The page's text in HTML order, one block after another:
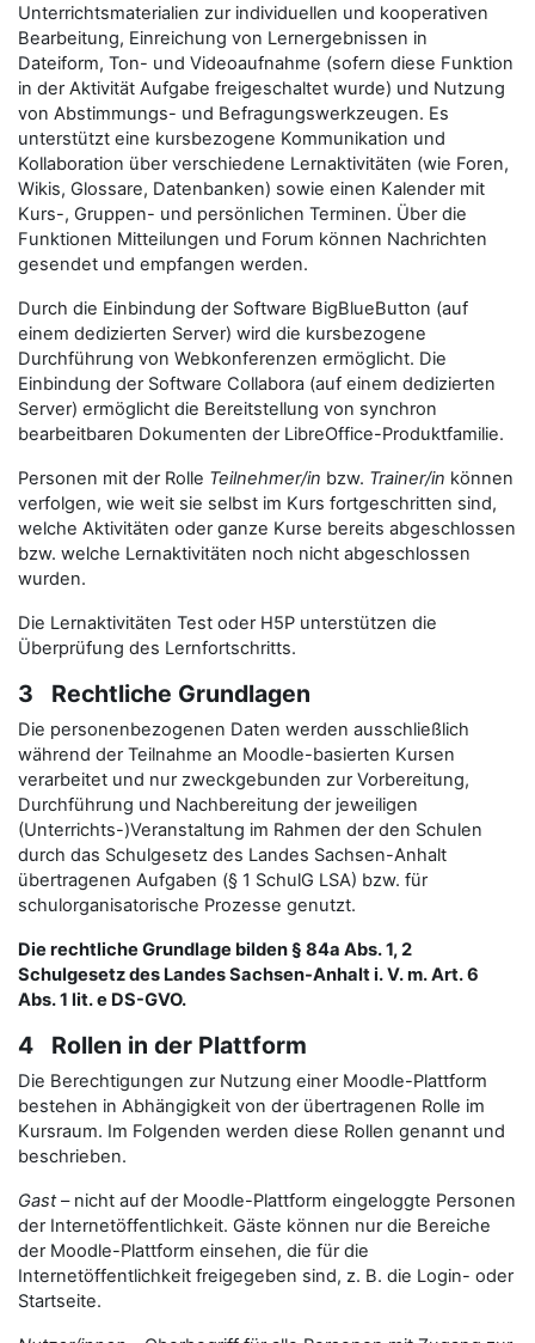
Unterrichtsmaterialien zur individuellen und kooperativen
Bearbeitung, Einreichung von Lernergebnissen in
Dateiform, Ton- und Videoaufnahme (sofern diese Funktion
in der Aktivität Aufgabe freigeschaltet wurde) und Nutzung
von Abstimmungs- und Befragungswerkzeugen. Es
unterstützt eine kursbezogene Kommunikation und
Kollaboration über verschiedene Lernaktivitäten (wie Foren,
Wikis, Glossare, Datenbanken) sowie einen Kalender mit
Kurs-, Gruppen- und persönlichen Terminen. Über die
Funktionen Mitteilungen und Forum können Nachrichten
gesendet und empfangen werden.
Durch die Einbindung der Software BigBlueButton (auf
einem dedizierten Server) wird die kursbezogene
Durchführung von Webkonferenzen ermöglicht. Die
Einbindung der Software Collabora (auf einem dedizierten
Server) ermöglicht die Bereitstellung von synchron
bearbeitbaren Dokumenten der LibreOffice-Produktfamilie.
Personen mit der Rolle Teilnehmer/in bzw. Trainer/in können
verfolgen, wie weit sie selbst im Kurs fortgeschritten sind,
welche Aktivitäten oder ganze Kurse bereits abgeschlossen
bzw. welche Lernaktivitäten noch nicht abgeschlossen
wurden.
Die Lernaktivitäten Test oder H5P unterstützen die
Überprüfung des Lernfortschritts.
3 Rechtliche Grundlagen
Die personenbezogenen Daten werden ausschließlich
während der Teilnahme an Moodle-basierten Kursen
verarbeitet und nur zweckgebunden zur Vorbereitung,
Durchführung und Nachbereitung der jeweiligen
(Unterrichts-)Veranstaltung im Rahmen der den Schulen
durch das Schulgesetz des Landes Sachsen-Anhalt
übertragenen Aufgaben (§ 1 SchulG LSA) bzw. für
schulorganisatorische Prozesse genutzt.
Die rechtliche Grundlage bilden § 84a Abs. 1, 2
Schulgesetz des Landes Sachsen-Anhalt i. V. m. Art. 6
Abs. 1 lit. e DS-GVO.
4 Rollen in der Plattform
Die Berechtigungen zur Nutzung einer Moodle-Plattform
bestehen in Abhängigkeit von der übertragenen Rolle im
Kursraum. Im Folgenden werden diese Rollen genannt und
beschrieben.
Gast– nicht auf der Moodle-Plattform eingeloggte Personen
der Internetöffentlichkeit. Gäste können nur die Bereiche
der Moodle-Plattform einsehen, die für die
Internetöffentlichkeit freigegeben sind, z. B. die Login- oder
Startseite.